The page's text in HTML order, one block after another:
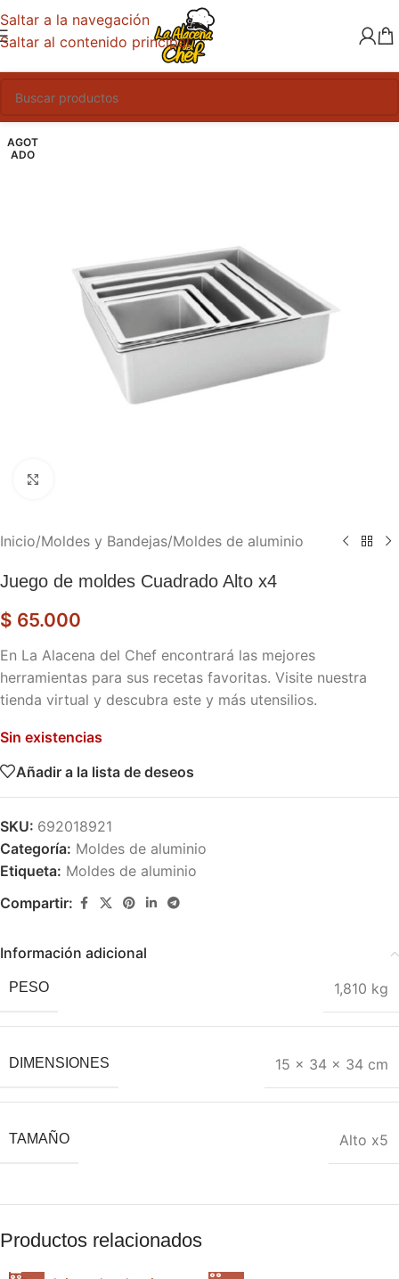
Saltar a la navegación
Saltar al contenido principal
AGOT
ADO
Inicio/Moldes y Bandejas/Moldes de aluminio
Juego de moldes Cuadrado Alto x4
$ 65.000
En La Alacena del Chef encontrará las mejores
herramientas para sus recetas favoritas. Visite nuestra
tienda virtual y descubra este y más utensilios.
Sin existencias
Añadir a la lista de deseos
SKU: 692018921
Categoría: Moldes de aluminio
Etiqueta: Moldes de aluminio
Compartir:
Información adicional
PESO 1,810 kg
DIMENSIONES 15 × 34 × 34 cm
TAMAÑO Alto x5
Productos relacionados